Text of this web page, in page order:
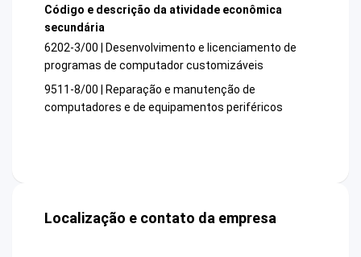
Código e descrição da atividade econômica
secundária
6202-3/00 | Desenvolvimento e licenciamento de
programas de computador customizáveis
9511-8/00 | Reparação e manutenção de
computadores e de equipamentos periféricos
Localização e contato da empresa